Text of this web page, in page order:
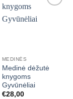
MEDINĖS
Medinė dėžutė
knygoms
Gyvūnėliai
€28,00